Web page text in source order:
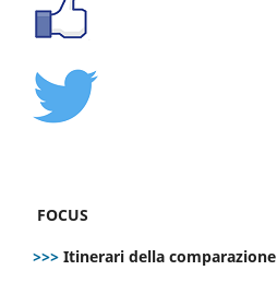
FOCUS
>>> Itinerari della comparazione